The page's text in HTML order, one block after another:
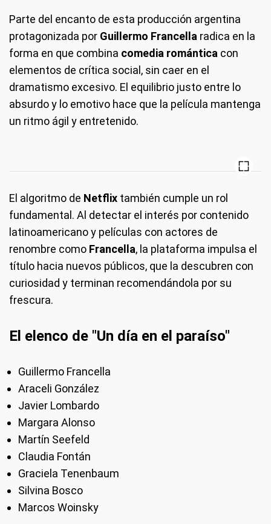
Parte del encanto de esta producción argentina
protagonizada por Guillermo Francella radica en la
forma en que combina comedia romántica con
elementos de crítica social, sin caer en el
dramatismo excesivo. El equilibrio justo entre lo
absurdo y lo emotivo hace que la película mantenga
un ritmo ágil y entretenido.
El algoritmo de Netflix también cumple un rol
fundamental. Al detectar el interés por contenido
latinoamericano y películas con actores de
renombre como Francella, la plataforma impulsa el
título hacia nuevos públicos, que la descubren con
curiosidad y terminan recomendándola por su
frescura.
El elenco de "Un día en el paraíso"
Guillermo Francella
Araceli González
Javier Lombardo
Margara Alonso
Martín Seefeld
Claudia Fontán
Graciela Tenenbaum
Silvina Bosco
Marcos Woinsky